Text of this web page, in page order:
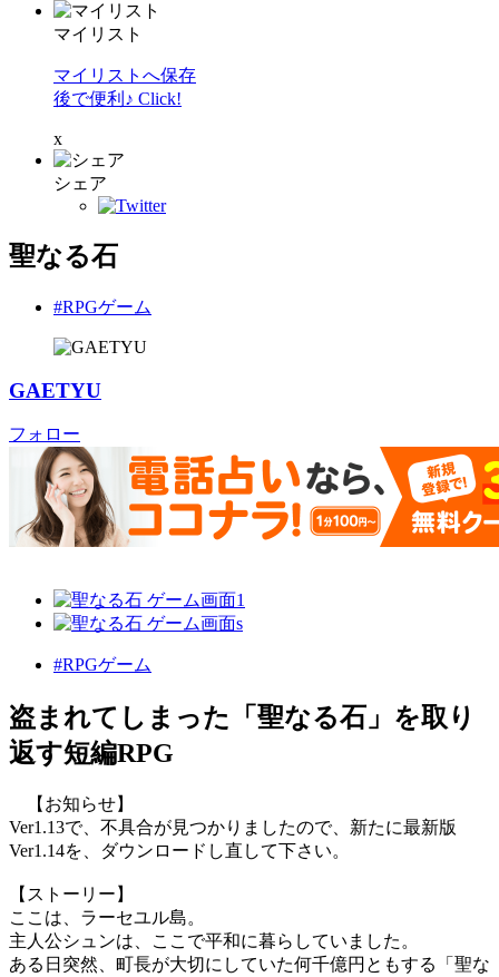
マイリスト
マイリストへ保存
後で便利♪ Click!
x
シェア
聖なる石
#RPGゲーム
GAETYU
フォロー
#RPGゲーム
盗まれてしまった「聖なる石」を取り
返す短編RPG
【お知らせ】
Ver1.13で、不具合が見つかりましたので、新たに最新版
Ver1.14を、ダウンロードし直して下さい。
【ストーリー】
ここは、ラーセユル島。
主人公シュンは、ここで平和に暮らしていました。
ある日突然、町長が大切にしていた何千億円ともする「聖な